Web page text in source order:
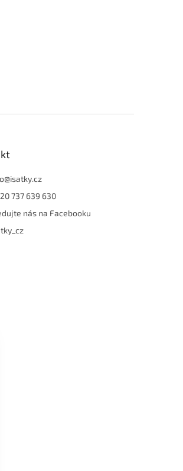
@isatky.cz
737 639 630
nás na Facebooku